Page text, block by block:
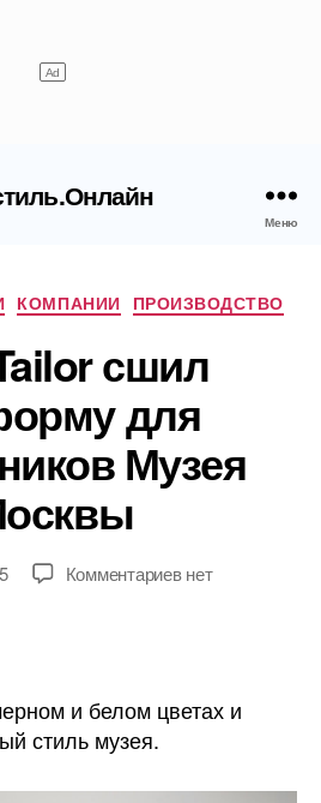
Меню
Рубрики
КОМПАНИИ ПРОИЗВОДСТВО
сшил
для
Музея
Комментариевк
униформу
нет
и белом цветах и
стиль музея.